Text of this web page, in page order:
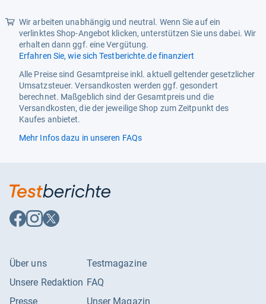
Wir arbeiten unabhängig und neutral. Wenn Sie auf ein
verlinktes Shop-Angebot klicken, unterstützen Sie uns dabei. Wir
erhalten dann ggf. eine Vergütung.
Erfahren Sie, wie sich Testberichte.de finanziert
Alle Preise sind Gesamtpreise inkl. aktuell geltender gesetzlicher
Umsatzsteuer. Versandkosten werden ggf. gesondert
berechnet. Maßgeblich sind der Gesamtpreis und die
Versandkosten, die der jeweilige Shop zum Zeitpunkt des
Kaufes anbietet.
Mehr Infos dazu in unseren FAQs
Auf
Facebook
Auf
Instagram
Auf
X
Über uns
Unsere Redaktion
Presse
Testmagazine
FAQ
Unser Magazin